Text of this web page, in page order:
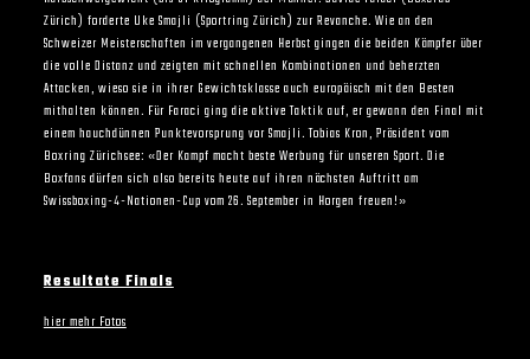
Zürich) forderte Uke Smajli (Sportring Zürich) zur Revanche. Wie an den
Schweizer Meisterschaften im vergangenen Herbst gingen die beiden Kämpfer über
die volle Distanz und zeigten mit schnellen Kombinationen und beherzten
Attacken, wieso sie in ihrer Gewichtsklasse auch europäisch mit den Besten
mithalten können. Für Faraci ging die aktiveTaktik auf, er gewann den Final mit
einem hauchdünnen Punktevorsprung vor Smajli. Tobias Kron, Präsident vom
Boxring Zürichsee: «Der Kampf macht beste Werbung für unseren Sport. Die
Boxfans dürfen sich also bereits heute auf ihren nächsten Auftritt am
Swissboxing-4-Nationen-Cup vom 26. September in Horgen freuen!»
Resultate Finals
hier mehr Fotos